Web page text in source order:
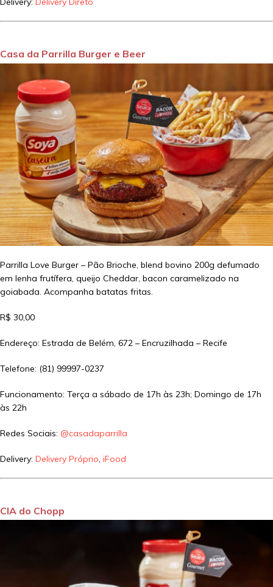
Casa da Parrilla Burger e Beer
Parrilla Love Burger – Pão Brioche, blend bovino 200g defumado
em lenha frutífera, queijo Cheddar, bacon caramelizado na
goiabada. Acompanha batatas fritas.
R$ 30,00
Endereço: Estrada de Belém, 672 – Encruzilhada – Recife
Telefone: (81) 99997-0237
Funcionamento: Terça a sábado de 17h às 23h; Domingo de 17h
às 22h
Redes Sociais: @casadaparrilla
Delivery: Delivery Próprio, iFood
CIA do Chopp